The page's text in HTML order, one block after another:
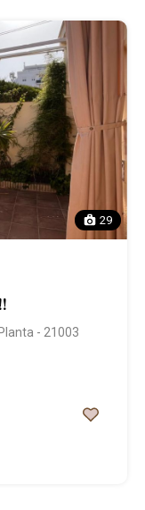
29
- 21003